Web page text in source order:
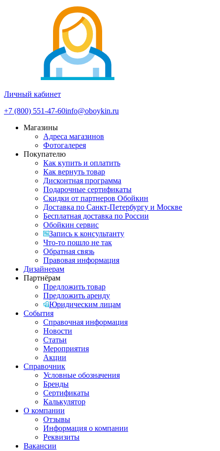
Личный кабинет
+7 (800) 551-47-60info@oboykin.ru
Магазины
Адреса магазинов
Фотогалерея
Покупателю
Как купить и оплатить
Как вернуть товар
Дисконтная программа
Подарочные сертификаты
Скидки от партнеров Обойкин
Доставка по Санкт-Петербургу и Москве
Бесплатная доставка по России
Обойкин сервис
Запись к консультанту
Что-то пошло не так
Обратная связь
Правовая информация
Дизайнерам
Партнёрам
Предложить товар
Предложить аренду
Юридическим лицам
События
Справочная информация
Новости
Статьи
Мероприятия
Акции
Справочник
Условные обозначения
Бренды
Сертификаты
Калькулятор
О компании
Отзывы
Информация о компании
Реквизиты
Вакансии